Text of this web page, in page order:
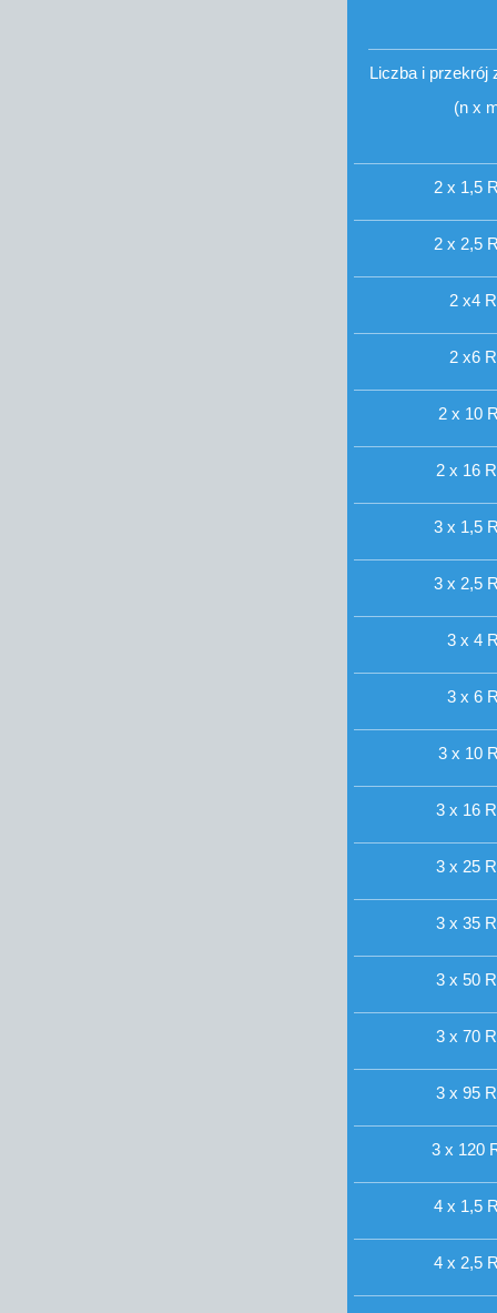
Liczba i przekrój
(n x
2 x 1,5
2 x 2,5
2 x4
2 x6
2 x 10
2 x 16
3 x 1,5
3 x 2,5
3 x 4
3 x 6
3 x 10
3 x 16
3 x 25
3 x 35
3 x 50
3 x 70
3 x 95
3 x 120
4 x 1,5
4 x 2,5